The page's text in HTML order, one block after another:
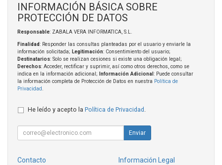
INFORMACIÓN BÁSICA SOBRE
PROTECCIÓN DE DATOS
Responsable: ZABALA VERA INFORMATICA, S.L.
Finalidad: Responder las consultas planteadas por el usuario y enviarle la
información solicitada; Legitimación: Consentimiento del usuario;
Destinatarios: Solo se realizan cesiones si existe una obligación legal;
Derechos: Acceder, rectificar y suprimir, así como otros derechos, como se
indica en la información adicional;
Información Adicional : Puede consultar
la información completa de Protección de Datos en nuestra Política de
Privacidad
He leído y acepto la Política de Privacidad
Enviar
Contacto Información Legal